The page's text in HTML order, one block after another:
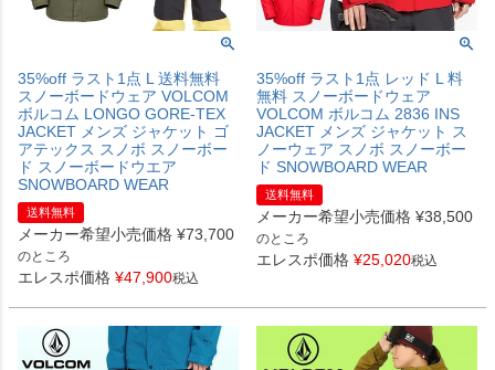
35%off ラスト1点 L 送料無料
スノーボードウェア VOLCOM
ボルコム LONGO GORE-TEX
JACKET メンズ ジャケット ゴ
アテックス スノボ スノーボー
ド スノーボードウエア
SNOWBOARD WEAR
送料無料
メーカー希望小売価格 ¥73,700
のところ
エレスポ価格 ¥47,900税込
35%off ラスト1点 レッド L 料
無料 スノーボードウェア
VOLCOM ボルコム 2836 INS
JACKET メンズ ジャケット ス
ノーウェア スノボ スノーボー
ド SNOWBOARD WEAR
送料無料
メーカー希望小売価格 ¥38,500
のところ
エレスポ価格 ¥25,020税込